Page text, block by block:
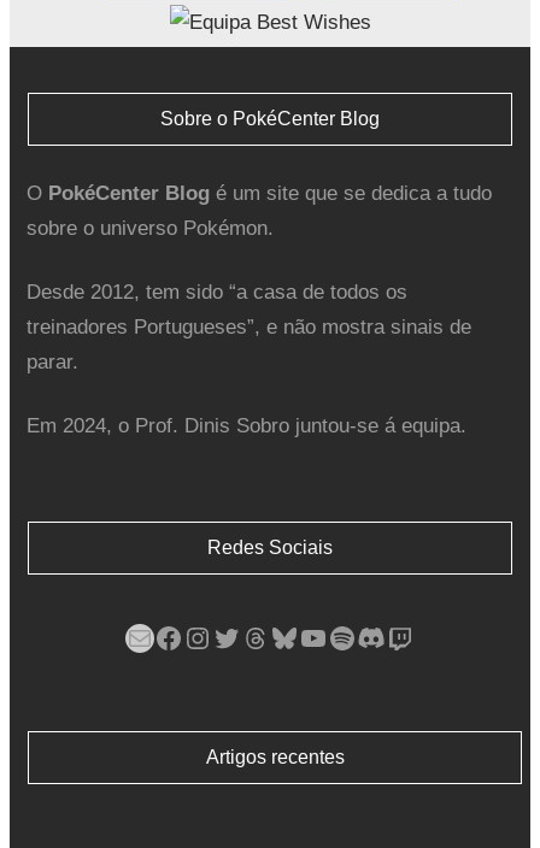
Sobre o PokéCenter Blog
O PokéCenter Blogé um site que se dedica a tudo
sobre o universo Pokémon.
Desde 2012, tem sido “a casa de todos os
treinadores Portugueses”, e não mostra sinais de
parar.
Em 2024, o Prof. Dinis Sobro juntou-se á equipa.
Redes Sociais
Mail Facebook Instagram Twitter Threads Bluesky YouTube Spotify Discord Twitch
Artigos recentes